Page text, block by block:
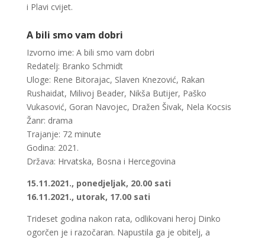
i Plavi cvijet.
A bili smo vam dobri
Izvorno ime: A bili smo vam dobri
Redatelj: Branko Schmidt
Uloge: Rene Bitorajac, Slaven Knezović, Rakan
Rushaidat, Milivoj Beader, Nikša Butijer, Paško
Vukasović, Goran Navojec, Dražen Šivak, Nela Kocsis
Žanr: drama
Trajanje: 72 minute
Godina: 2021.
Država: Hrvatska, Bosna i Hercegovina
15.11.2021., ponedjeljak, 20.00 sati
16.11.2021., utorak, 17.00 sati
Trideset godina nakon rata, odlikovani heroj Dinko
ogorčen je i razočaran. Napustila ga je obitelj, a